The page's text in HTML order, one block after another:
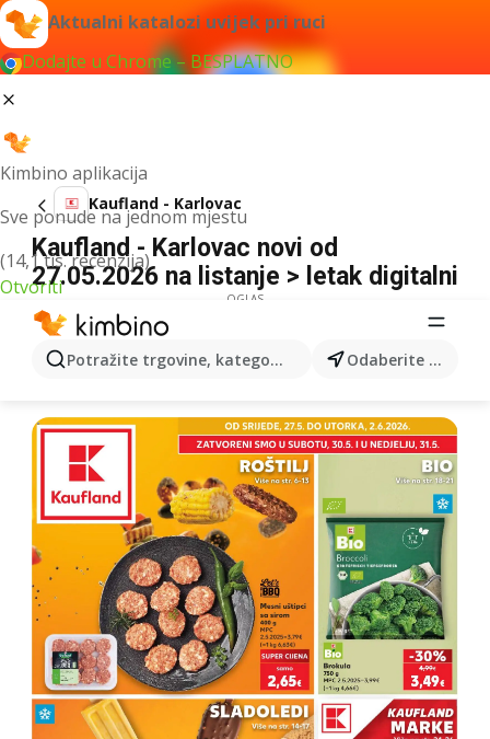
Aktualni katalozi uvijek pri ruci
Dodajte u Chrome – BESPLATNO
Kimbino aplikacija
Sve ponude na jednom mjestu
(14,1 tis. recenzija)
Otvoriti
Potražite trgovine, kategorije, proizvode... Odaberite grad
Kaufland - Karlovac
Kaufland - Karlovac novi od
27.05.2026 na listanje > letak digitalni
OGLAS